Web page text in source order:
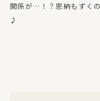
関係が…！？恩納もずく
♪